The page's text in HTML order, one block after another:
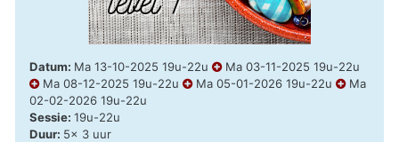
Datum: Ma 13-10-2025 19u-22u
Ma 03-11-2025 19u-22u
Ma 08-12-2025 19u-22u
Ma 05-01-2026 19u-22u
Ma
02-02-2026 19u-22u
Sessie:19u-22u
Duur: 5x 3 uur